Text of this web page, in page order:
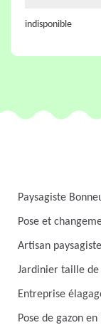
indisponible
Paysagiste
Pose et
Artisan
Jardinier taille
Entreprise
Pose de gazon